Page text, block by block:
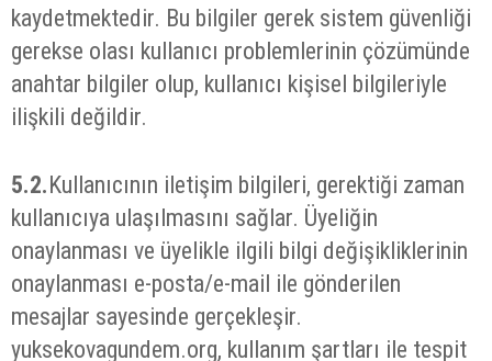
kaydetmektedir. Bu bilgiler gerek sistem güvenliği
gerekse olası kullanıcı problemlerinin çözümünde
anahtar bilgiler olup, kullanıcı kişisel bilgileriyle
ilişkili değildir.
5.2.Kullanıcının iletişim bilgileri, gerektiği zaman
kullanıcıya ulaşılmasını sağlar. Üyeliğin
onaylanması ve üyelikle ilgili bilgi değişikliklerinin
onaylanması e-posta/e-mail ile gönderilen
mesajlar sayesinde gerçekleşir.
yuksekovagundem.org, kullanım şartları ile tespit